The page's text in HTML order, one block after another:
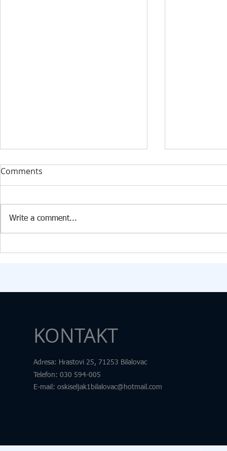
DONACIJA ZA KABINET
osoba i izbjeglica za opremanje
STRUČNI
Comments
Write a comment...
KONTAKT
Adresa: Hrastovi 25, 71253 Bilalovac
Telefon: 030 594-005
E-mail: oskiseljak1bilalovac@hotmail.com